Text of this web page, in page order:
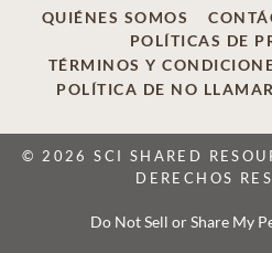
QUIÉNES SOMOS
POLÍTICAS DE
TÉRMINOS Y
POLÍTICA DE NO LLAMAR
© 2026 SCI SHARED
DERECHOS
Do Not Sell or Share My